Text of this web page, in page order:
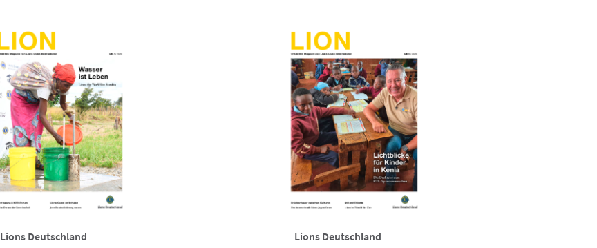
Lions Deutschland Lions Deutschland